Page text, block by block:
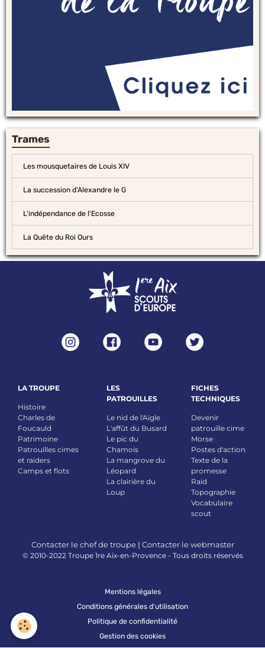
Trames
Les mousquetaires de Louis XIV
La succession d'Alexandre le G
L'indépendance de l'Ecosse
La Quête du Roi Ours
LA TROUPE
Histoire
Charles de
Foucauld
Patrimoine
Patrouilles cimes
et raiders
Camps et flots
LES
PATROUILLES
Le nid de l'Aigle
L'affût du Busard
Le pic du
Chamois
La mangrove du
Léopard
La clairière du
Loup
FICHES
TECHNIQUES
Devenir
patrouille cime
Morse
Postes d'action
Texte de la
promesse
Raid
Topographie
Vocabulaire
scout
Contacter le chef de troupe| Contacter le webmaster
© 2010-2022 Troupe 1re Aix-en-Provence - Tous droits réservés
Mentions légales
Conditions générales d'utilisation
Politique de confidentialité
Gestion des cookies